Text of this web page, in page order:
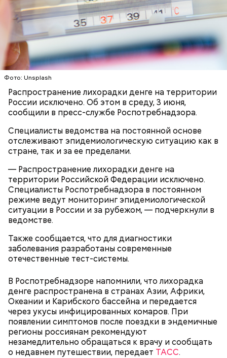
Фото: Unsplash
Распространение лихорадки денге на территории
России исключено. Об этом в среду, 3 июня,
сообщили в пресс-службе Роспотребнадзора.
Специалисты ведомства на постоянной основе
отслеживают эпидемиологическую ситуацию как в
стране, так и за ее пределами.
— Распространение лихорадки денге на
территории Российской Федерации исключено.
Специалисты Роспотребнадзора в постоянном
режиме ведут мониторинг эпидемиологической
ситуации в России и за рубежом, — подчеркнули в
ведомстве.
Также сообщается, что для диагностики
заболевания разработаны современные
отечественные тест-системы.
В Роспотребнадзоре напомнили, что лихорадка
денге распространена в странах Азии, Африки,
Океании и Карибского бассейна и передается
через укусы инфицированных комаров. При
появлении симптомов после поездки в эндемичные
регионы россиянам рекомендуют
незамедлительно обращаться к врачу и сообщать
о недавнем путешествии, передает ТАСС.
Праздник любви
Праздник любви, или Ту бе-Ав, отмечается в
Израиле как местный аналог Дня святого
Валентина. Влюбленные в этот день делают друг
другу сюрпризы, дарят цветы и подарки,
устраивают свидания и признаются в своих
чувствах. Праздник уходит корнями в далекое
прошлое — во времена существования еврейской
традиции, когда девушки надевали белые платья и
водили хороводы в виноградниках, а юноши
искали себе невест.